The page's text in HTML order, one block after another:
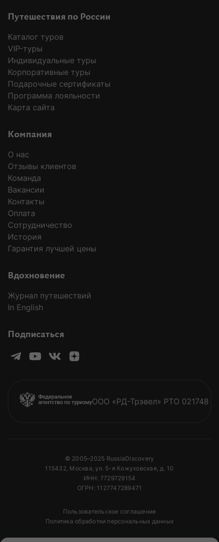
Путешествия по России
Каталог туров
VIP-туры
Индивидуальные туры
Корпоративные туры
Подарочные сертификаты
Программа лояльности
Карта сайта
Компания
О нас
Отзывы клиентов
Команда
Вакансии
Контакты
Оплата
Сотрудничество
История
Гарантия лучшей цены
Вдохновение
Журнал путешествий
In English
Подписаться
ООО «РД-Трэвел» РТО 021748
© 2005–2025 RussiaDiscovery
115432, Москва, ул. 5-я Кожуховская, д. 10
ИНН: 7729729154
ОГРН: 1127747289471
Пользовательское соглашение
Политика обработки персональных данных